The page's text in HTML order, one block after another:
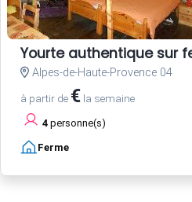
Yourte authentique sur
Alpes-de-Haute-Provence 04
à partir de € la semaine
4 personne(s)
Ferme